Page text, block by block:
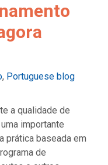
, Portuguese blog
a qualidade de
importante
prática baseada em
de